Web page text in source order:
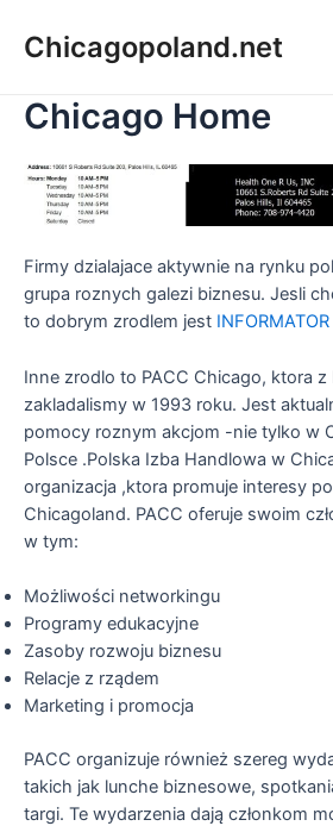
Chicagopoland.net
Chicago Home
Firmy dzialajace aktywnie na rynku
grupa roznych galezi biznesu. Jesli
to dobrym zrodlem jest
Inne zrodlo to PACC Chicago, ktora
zakladalismy w 1993 roku. Jest
pomocy roznym akcjom -nie tylko w
Polsce .Polska Izba Handlowa w
organizacja ,ktora promuje interesy
Chicagoland. PACC oferuje swoim
w tym:
Możliwości networkingu
Programy edukacyjne
Zasoby rozwoju biznesu
Relacje z rządem
Marketing i promocja
PACC organizuje również szereg
takich jak lunche biznesowe,
targi. Te wydarzenia dają członkom